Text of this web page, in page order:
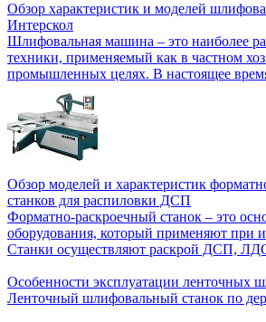
Обзор характеристик и моделей
Интерскол
Шлифовальная машина – это наиболее
техники, применяемый как в частном
промышленных целях. В настоящее
Обзор моделей и характеристик
станков для распиловки ДСП
Форматно-раскроечный станок – это
оборудования, который применяют при
Станки осуществляют раскрой ДСП,
Особенности эксплуатации ленточных
Ленточный шлифовальный станок по